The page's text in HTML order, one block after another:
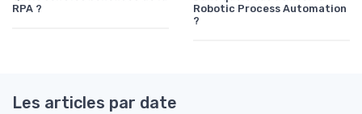
RPA ?
Robotic Process Automation
?
Les articles par date